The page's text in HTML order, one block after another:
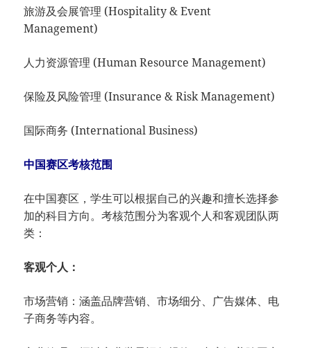
旅游及会展管理 (Hospitality & Event
Management)
人力资源管理 (Human Resource Management)
保险及风险管理 (Insurance & Risk Management)
国际商务 (International Business)
中国赛区考核范围
在中国赛区，学生可以根据自己的兴趣和擅长选择参
加的科目方向。考核范围分为客观个人和客观团队两
类：
客观个人：
市场营销：涵盖品牌营销、市场细分、广告媒体、电
子商务等内容。